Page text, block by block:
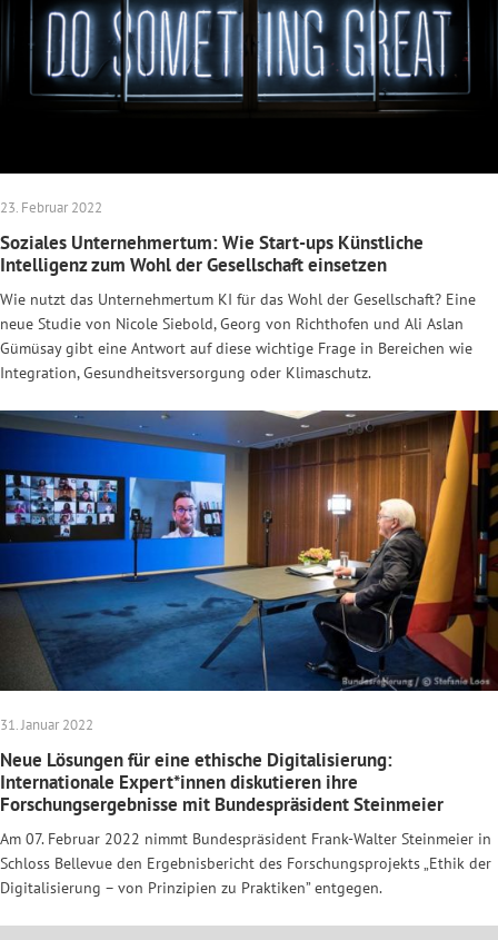
23. Februar 2022
Soziales Unternehmertum: Wie Start-ups Künstliche
Intelligenz zum Wohl der Gesellschaft einsetzen
Wie nutzt das Unternehmertum KI für das Wohl der Gesellschaft? Eine
neue Studie von Nicole Siebold, Georg von Richthofen und Ali Aslan
Gümüsay gibt eine Antwort auf diese wichtige Frage in Bereichen wie
Integration, Gesundheitsversorgung oder Klimaschutz.
31. Januar 2022
Neue Lösungen für eine ethische Digitalisierung:
Internationale Expert*innen diskutieren ihre
Forschungsergebnisse mit Bundespräsident Steinmeier
Am 07. Februar 2022 nimmt Bundespräsident Frank-Walter Steinmeier in
Schloss Bellevue den Ergebnisbericht des Forschungsprojekts „Ethik der
Digitalisierung – von Prinzipien zu Praktiken” entgegen.